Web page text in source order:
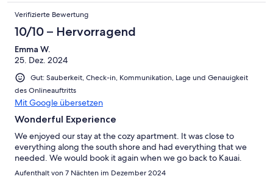
comfortable, the bathroom (especially the shower) was very
nice and the kitchen furnishings were everything we needed.
We were disappointed that the recycling was mixed in with the
garbage because there are no clearly marked bins. The pool is
lovely and surrounded by lots of beautiful greenery. Other than
these few minor things, the condo is situated in a perfect part of
the island and beaches for any activity are within minutes, even
if walking. Kauai is paradise and we very much thank our VRBO
hosts. It was wonderful! Mahalo!
Verifizierte Bewertung
10/10 – Hervorragend
Emma W.
25. Dez. 2024
Gut: Sauberkeit, Check-in, Kommunikation, Lage und Genauigkeit
des Onlineauftritts
Mit Google übersetzen
Wonderful Experience
We enjoyed our stay at the cozy apartment. It was close to
everything along the south shore and had everything that we
needed. We would book it again when we go back to Kauai.
Aufenthalt von 7 Nächten im Dezember 2024